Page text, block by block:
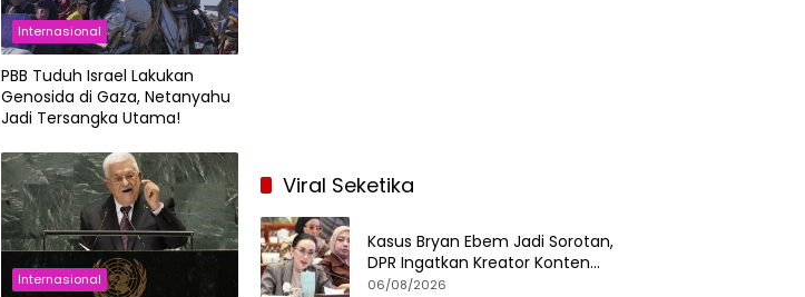
Internasional
PBB Tuduh Israel Lakukan
Genosida di Gaza, Netanyahu
Jadi Tersangka Utama!
Internasional
Viral Seketika
Kasus Bryan Ebem Jadi Sorotan,
DPR Ingatkan Kreator Konten
Soal Privasi dan UU PDP
06/08/2026